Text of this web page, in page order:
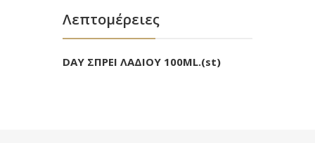
Λεπτομέρειες
DAY ΣΠΡΕΙ ΛΑΔΙΟΥ 100ML.(st)